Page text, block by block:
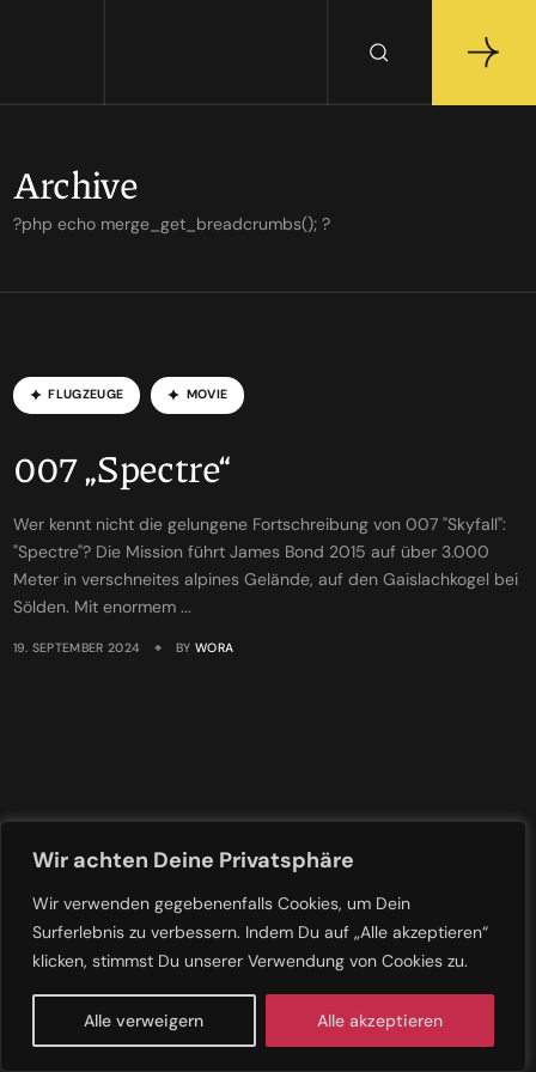
Wir achten Deine Privatsphäre
Wir verwenden gegebenenfalls Cookies, um Dein
Surferlebnis zu verbessern. Indem Du auf „Alle akzeptieren“
klicken, stimmst Du unserer Verwendung von Cookies zu.
Alle verweigern Alle akzeptieren
Archive
?php echo merge_get_breadcrumbs(); ?
FLUGZEUGE MOVIE
007 „Spectre“
Wer kennt nicht die gelungene Fortschreibung von 007 "Skyfall":
"Spectre"? Die Mission führt James Bond 2015 auf über 3.000
Meter in verschneites alpines Gelände, auf den Gaislachkogel bei
Sölden. Mit enormem ...
19. SEPTEMBER 2024 BY WORA